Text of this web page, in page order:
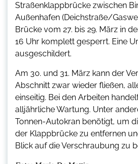
Straßenklappbrücke zwischen
Außenhafen (Deichstraße/
Brücke vom 27. bis 29. März in
16 Uhr komplett gesperrt. Eine
ausgeschildert.
Am 30. und 31. März kann der
Abschnitt zwar wieder fließen,
einseitig. Bei den Arbeiten
alljährliche Wartung. Unter
Tonnen-Autokran benötigt, um
der Klappbrücke zu entfernen
Blick auf die Verschraubung zu